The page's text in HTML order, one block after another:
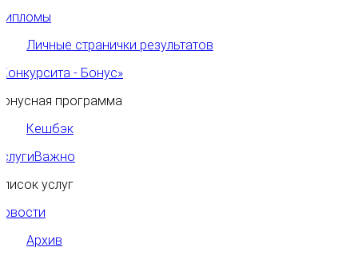
Личные странички результатов
- Бонус»
программа
Кешбэк
Важно
услуг
Архив